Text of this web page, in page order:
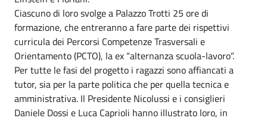
Ciascuno di loro svolge a Palazzo Trotti 25 ore di
formazione, che entreranno a fare parte dei rispettivi
curricula dei Percorsi Competenze Trasversali e
Orientamento (PCTO), la ex “alternanza scuola-lavoro”.
Per tutte le fasi del progetto i ragazzi sono affiancati a
tutor, sia per la parte politica che per quella tecnica e
amministrativa. Il Presidente Nicolussi e i consiglieri
Daniele Dossi e Luca Caprioli hanno illustrato loro, in